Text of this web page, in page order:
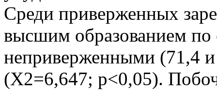
Среди приверженных
высшим образованием по
неприверженными (71,4 и
(Х2=6,647; р<0,05).